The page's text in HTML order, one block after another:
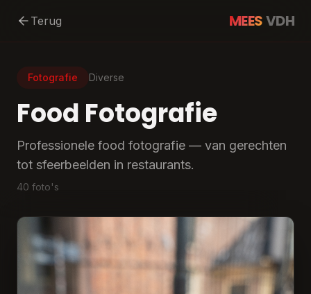
Terug MEESVDH
Fotografie Diverse
Food Fotografie
Professionele food fotografie — van gerechten
tot sfeerbeelden in restaurants.
40 foto's